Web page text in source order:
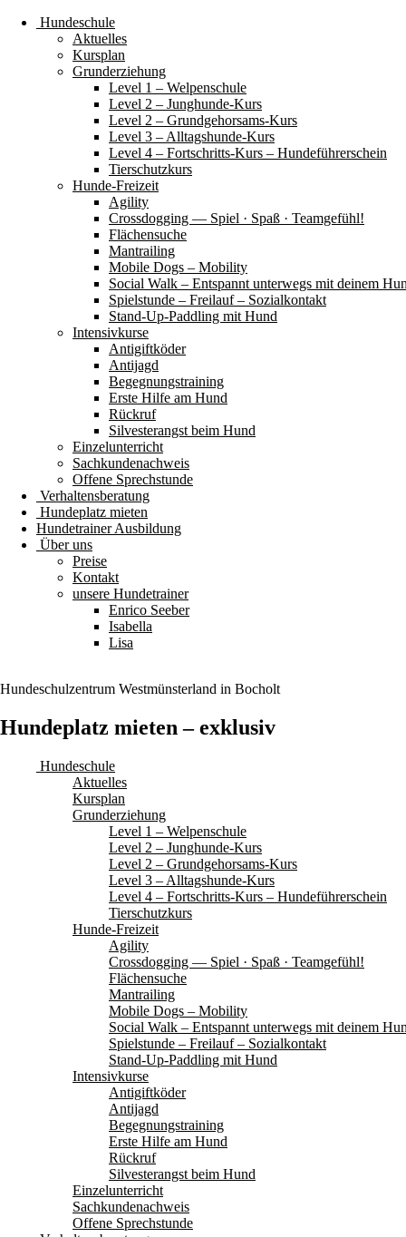
Hundeschule
Aktuelles
Kursplan
Grunderziehung
Level 1 – Welpenschule
Level 2 – Junghunde-Kurs
Level 2 – Grundgehorsams-Kurs
Level 3 – Alltagshunde-Kurs
Level 4 – Fortschritts-Kurs – Hundeführerschein
Tierschutzkurs
Hunde-Freizeit
Agility
Crossdogging — Spiel · Spaß · Teamgefühl!
Flächensuche
Mantrailing
Mobile Dogs – Mobility
Social Walk – Entspannt unterwegs mit deinem
Spielstunde – Freilauf – Sozialkontakt
Stand-Up-Paddling mit Hund
Intensivkurse
Antigiftköder
Antijagd
Begegnungstraining
Erste Hilfe am Hund
Rückruf
Silvesterangst beim Hund
Einzelunterricht
Sachkundenachweis
Offene Sprechstunde
Verhaltensberatung
Hundeplatz mieten
Hundetrainer Ausbildung
Über uns
Preise
Kontakt
unsere Hundetrainer
Enrico Seeber
Isabella
Lisa
Hundeschulzentrum Westmünsterland in Bocholt
Hundeplatz mieten – exklusiv
Hundeschule
Aktuelles
Kursplan
Grunderziehung
Level 1 – Welpenschule
Level 2 – Junghunde-Kurs
Level 2 – Grundgehorsams-Kurs
Level 3 – Alltagshunde-Kurs
Level 4 – Fortschritts-Kurs – Hundeführerschein
Tierschutzkurs
Hunde-Freizeit
Agility
Crossdogging — Spiel · Spaß · Teamgefühl!
Flächensuche
Mantrailing
Mobile Dogs – Mobility
Social Walk – Entspannt unterwegs mit deinem
Spielstunde – Freilauf – Sozialkontakt
Stand-Up-Paddling mit Hund
Intensivkurse
Antigiftköder
Antijagd
Begegnungstraining
Erste Hilfe am Hund
Rückruf
Silvesterangst beim Hund
Einzelunterricht
Sachkundenachweis
Offene Sprechstunde